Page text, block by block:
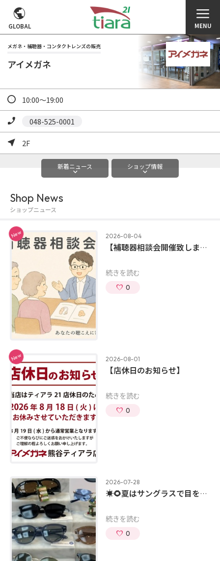
GLOBAL MENU
メガネ・補聴器・コンタクトレンズの販売
アイメガネ
10:00～19:00
048-525-0001
2F
新着ニュース ショップ情報
Shop News
ショップニュース
New 2026-08-04
【補聴器相談会開催致します！！！】
続きを読む
0
New 2026-08-01
【店休日のお知らせ】
続きを読む
0
2026-07-28
☀️🌻夏はサングラスで目を守ろう🏖😎
続きを読む
0